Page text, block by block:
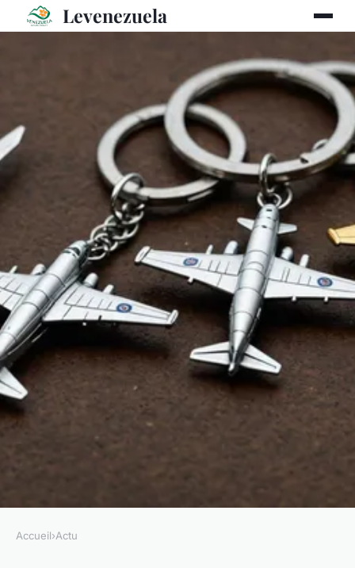
Levenezuela
Accueil›Actu